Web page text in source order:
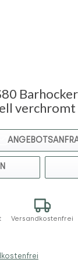
verchromt
Versandkostenfrei